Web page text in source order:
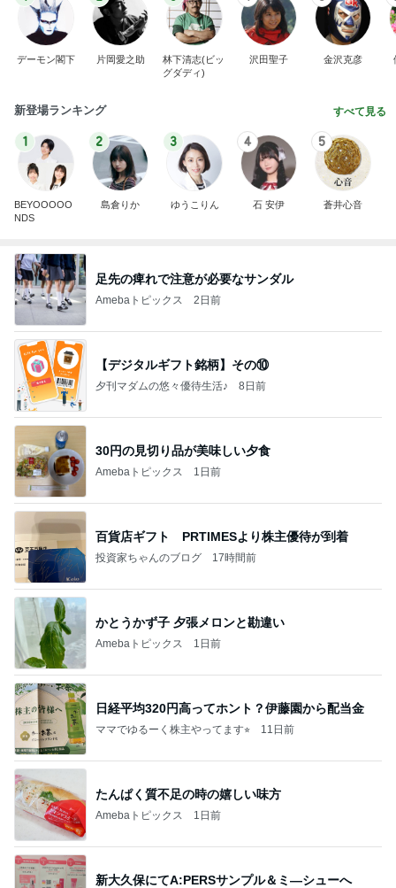
デーモン閣下 片岡愛之助
林下清志(ビッ
グダディ)
沢田聖子 金沢克彦
新登場ランキング すべて見る
1
BEYOOOOO
NDS
2
島倉りか
3
ゆうこりん
4
石 安伊
5
蒼井心音
足先の痺れで注意が必要なサンダル
Amebaトピックス 2日前
【デジタルギフト銘柄】その⑩
夕刊マダムの悠々優待生活♪ 8日前
30円の見切り品が美味しい夕食
Amebaトピックス 1日前
百貨店ギフト PRTIMESより株主優待が到着
投資家ちゃんのブログ 17時間前
かとうかず子 夕張メロンと勘違い
Amebaトピックス 1日前
日経平均320円高ってホント？伊藤園から配当金
ママでゆるーく株主やってます⭐︎ 11日前
たんぱく質不足の時の嬉しい味方
Amebaトピックス 1日前
新大久保にてA:PERSサンプル＆ミ―シューへ